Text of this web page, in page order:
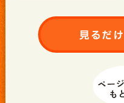
見るだ